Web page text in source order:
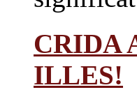
CRIDA
ILLES!